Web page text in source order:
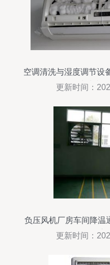
空调清洗与湿度调节设
清洗和
更新时间：
负压风机厂房车间降温
您解答湿度
更新时间：